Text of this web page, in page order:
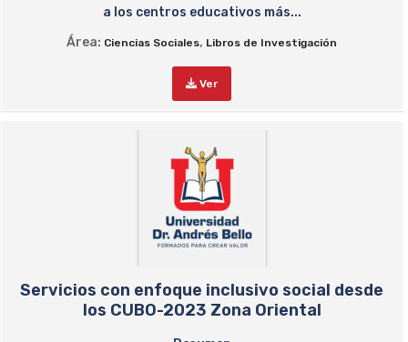
a los centros educativos más...
Área: Ciencias Sociales, Libros de Investigación
Ver
Servicios con enfoque inclusivo social desde
los CUBO-2023 Zona Oriental